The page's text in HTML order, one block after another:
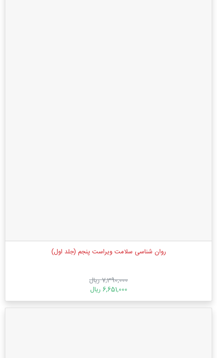
روان‌ شناسی سلامت ویراست پنجم (جلد اول)
7,390,000 ریال
6,651,000 ریال